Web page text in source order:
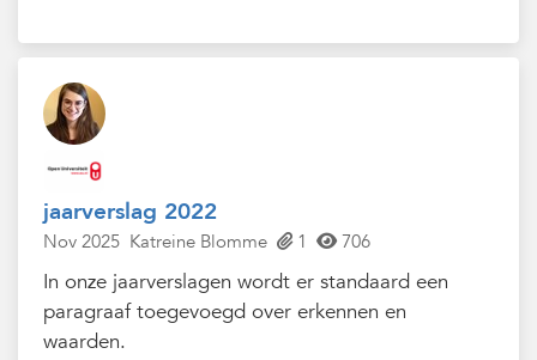
jaarverslag 2022
Nov 2025 Katreine Blomme 1 706
In onze jaarverslagen wordt er standaard een
paragraaf toegevoegd over erkennen en
waarden.